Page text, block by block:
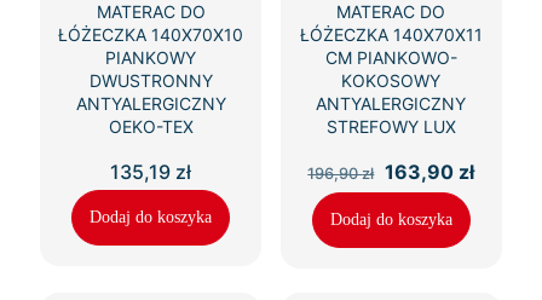
MATERAC DO
ŁÓŻECZKA 140X70X10
PIANKOWY
DWUSTRONNY
ANTYALERGICZNY
OEKO-TEX
135,19 zł
Dodaj do koszyka
MATERAC DO
ŁÓŻECZKA 140X70X11
CM PIANKOWO-
KOKOSOWY
ANTYALERGICZNY
STREFOWY LUX
196,90zł Pierwotna
cena
wynosiła:
196,90 zł.
163,90 zł
Dodaj do koszyka